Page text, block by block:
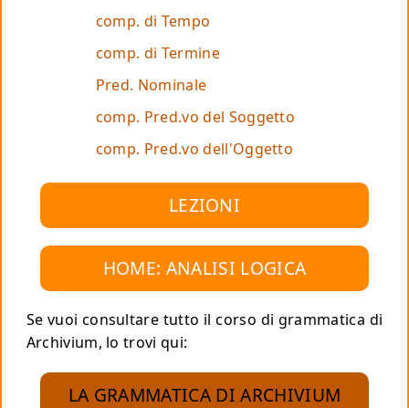
comp. di Tempo
comp. di Termine
Pred. Nominale
comp. Pred.vo del Soggetto
comp. Pred.vo dell'Oggetto
LEZIONI
HOME: ANALISI LOGICA
Se vuoi consultare tutto il corso di grammatica di
Archivium, lo trovi qui:
LA GRAMMATICA DI ARCHIVIUM